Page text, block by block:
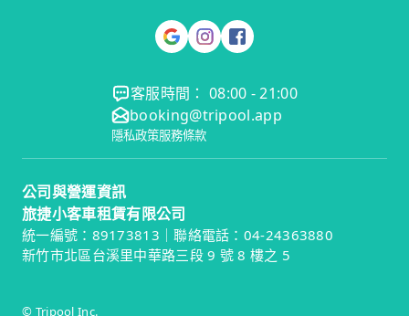
客服時間： 08:00 - 21:00
booking@tripool.app
隱私政策服務條款
公司與營運資訊
旅捷小客車租賃有限公司
統一編號：89173813｜聯絡電話：04-24363880
新竹市北區台溪里中華路三段 9 號 8 樓之 5
© Tripool Inc.